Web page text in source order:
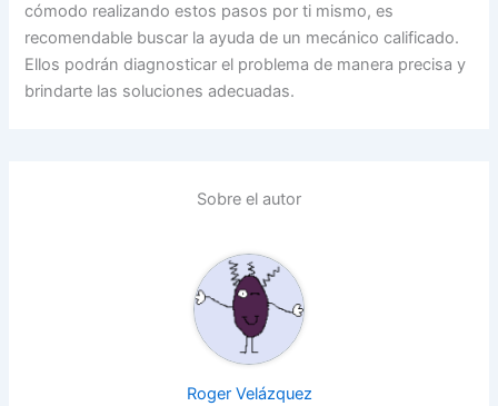
cómodo realizando estos pasos por ti mismo, es
recomendable buscar la ayuda de un mecánico calificado.
Ellos podrán diagnosticar el problema de manera precisa y
brindarte las soluciones adecuadas.
Sobre el autor
Roger Velázquez